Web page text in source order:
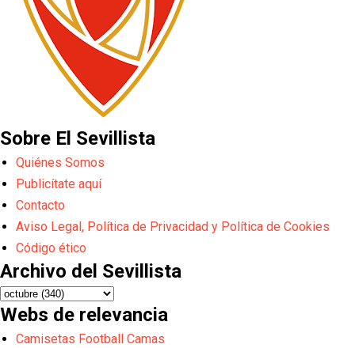
Sobre El Sevillista
Quiénes Somos
Publicítate aquí
Contacto
Aviso Legal, Política de Privacidad y Política de Cookies
Código ético
Archivo del Sevillista
Webs de relevancia
Camisetas Football Camas